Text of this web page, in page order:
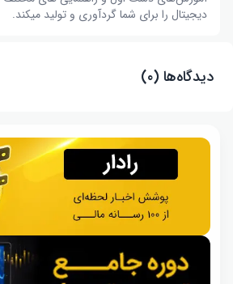
دیجیتال را برای شما گردآوری و تولید میکند.
دیدگاه‌ها (۰)